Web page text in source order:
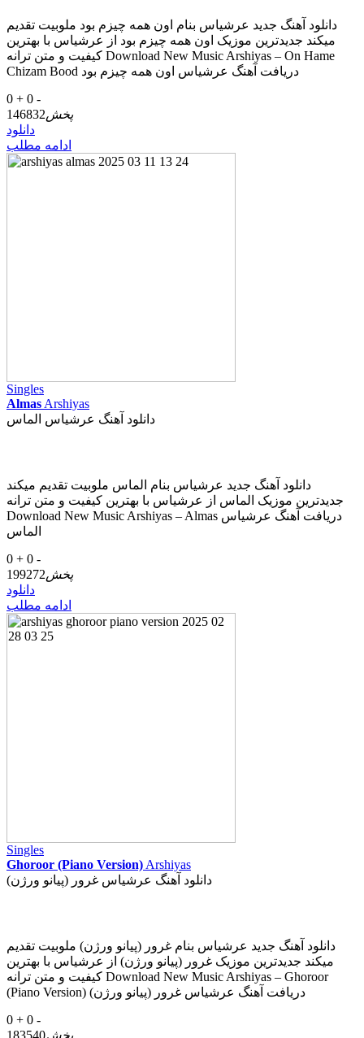
دانلود آهنگ جدید عرشیاس بنام اون همه چیزم بود ملوبیت تقدیم
میکند جدیدترین موزیک اون همه چیزم بود از عرشیاس با بهترین
کیفیت و متن ترانه Download New Music Arshiyas – On Hame
Chizam Bood دریافت آهنگ عرشیاس اون همه چیزم بود
0 + 0 -
پخش146832
دانلود
ادامه مطلب
Singles
Almas Arshiyas
دانلود آهنگ عرشیاس الماس
دانلود آهنگ جدید عرشیاس بنام الماس ملوبیت تقدیم میکند
جدیدترین موزیک الماس از عرشیاس با بهترین کیفیت و متن ترانه
Download New Music Arshiyas – Almas دریافت آهنگ عرشیاس
الماس
0 + 0 -
پخش199272
دانلود
ادامه مطلب
Singles
Ghoroor (Piano Version) Arshiyas
دانلود آهنگ عرشیاس غرور (پیانو ورژن)
دانلود آهنگ جدید عرشیاس بنام غرور (پیانو ورژن) ملوبیت تقدیم
میکند جدیدترین موزیک غرور (پیانو ورژن) از عرشیاس با بهترین
کیفیت و متن ترانه Download New Music Arshiyas – Ghoroor
(Piano Version) دریافت آهنگ عرشیاس غرور (پیانو ورژن)
0 + 0 -
پخش183540